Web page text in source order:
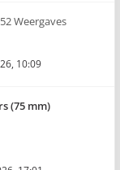
Weergaves
10:09
(75 mm)